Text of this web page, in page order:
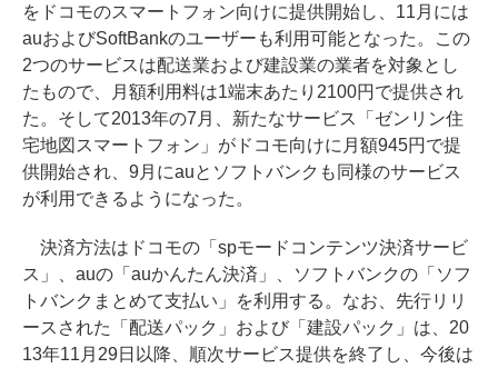
をドコモのスマートフォン向けに提供開始し、11月には
auおよびSoftBankのユーザーも利用可能となった。この
2つのサービスは配送業および建設業の業者を対象とし
たもので、月額利用料は1端末あたり2100円で提供され
た。そして2013年の7月、新たなサービス「ゼンリン住
宅地図スマートフォン」がドコモ向けに月額945円で提
供開始され、9月にauとソフトバンクも同様のサービス
が利用できるようになった。
決済方法はドコモの「spモードコンテンツ決済サービ
ス」、auの「auかんたん決済」、ソフトバンクの「ソフ
トバンクまとめて支払い」を利用する。なお、先行リリ
ースされた「配送パック」および「建設パック」は、20
13年11月29日以降、順次サービス提供を終了し、今後は